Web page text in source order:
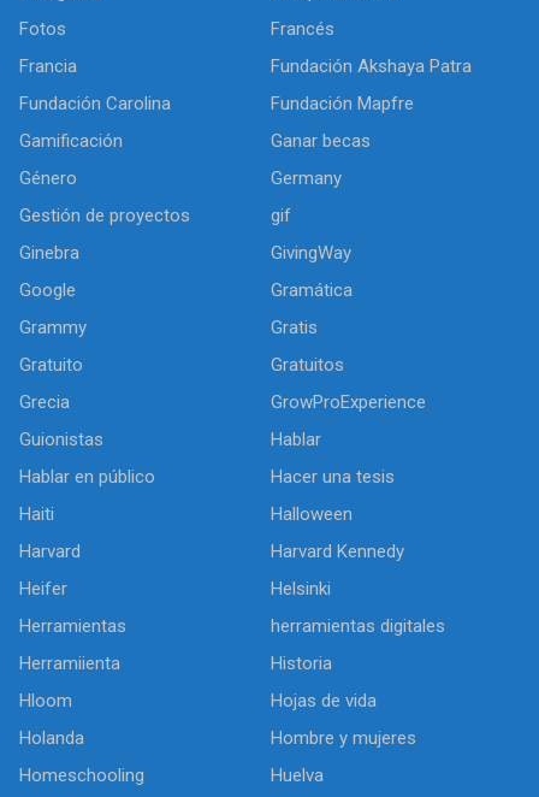
Fotos
Francés
Francia
Fundación Akshaya Patra
Fundación Carolina
Fundación Mapfre
Gamificación
Ganar becas
Género
Germany
Gestión de proyectos
gif
Ginebra
GivingWay
Google
Gramática
Grammy
Gratis
Gratuito
Gratuitos
Grecia
GrowProExperience
Guionistas
Hablar
Hablar en público
Hacer una tesis
Haiti
Halloween
Harvard
Harvard Kennedy
Heifer
Helsinki
Herramientas
herramientas digitales
Herramiienta
Historia
Hloom
Hojas de vida
Holanda
Hombre y mujeres
Homeschooling
Huelva